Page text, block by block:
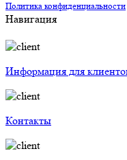
Политика конфиденциальности
Навигация
Информация для
Контакты